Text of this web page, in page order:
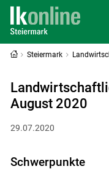
Steiermark
August 2020
29.07.2020
Schwerpunkte